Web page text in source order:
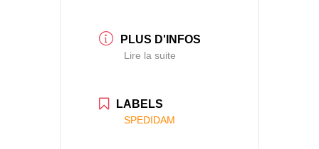
PLUS D'INFOS
Lire la suite
LABELS
SPEDIDAM